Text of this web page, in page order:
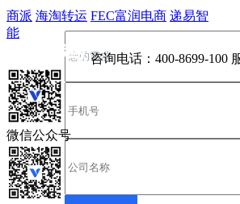
商派 海淘转运 FEC富润电商 递易智
能
咨询电话： 400-8699-100
微信公众号